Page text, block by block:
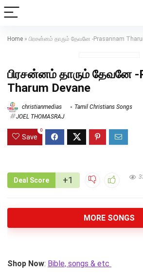
Home » பிரசன்னம் தாரும் தேவனே -Prasannam
பிரசன்னம் தாரும் தேவனே -
Tharum Devane
christianmedias
Tamil Christians Songs
JOEL THOMASRAJ
Save
0
Deal Score +1
MORE SONGS
Shop Now: Bible, songs & etc